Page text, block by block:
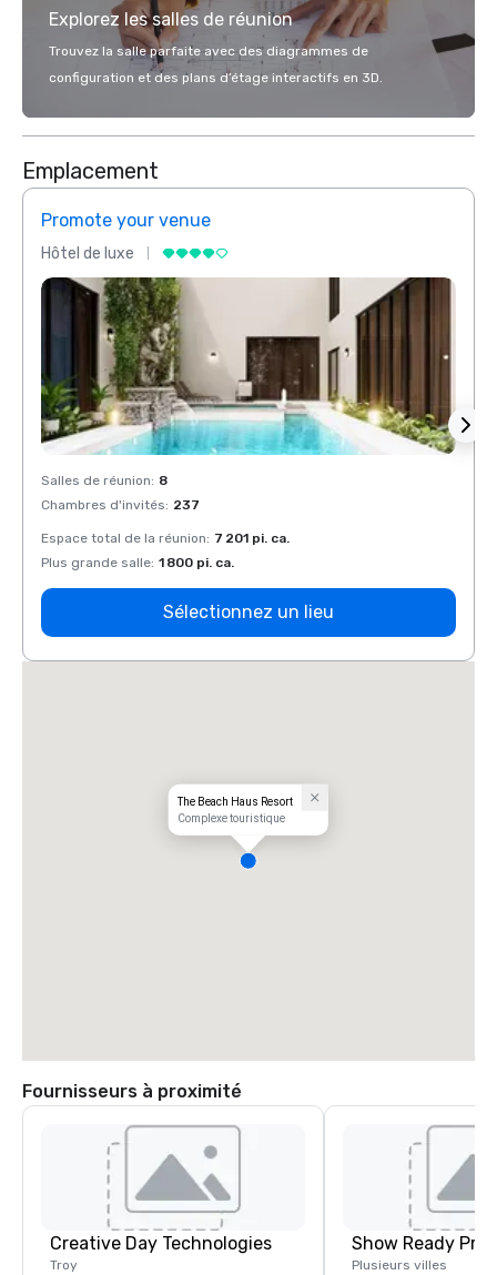
Explorez les salles de réunion
Trouvez la salle parfaite avec des diagrammes de
configuration et des plans d’étage interactifs en 3D.
Emplacement
Promote your venue
Hôtel de luxe
Salles de réunion: 8
Chambres d'invités: 237
Espace total de la réunion: 7 201 pi. ca.
Plus grande salle: 1 800 pi. ca.
Sélectionnez un lieu
The Beach Haus Resort
Complexe touristique
Fournisseurs à proximité
Creative Day Technologies
Troy
Show Ready
Plusieurs villes